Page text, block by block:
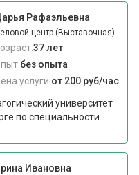
Рафаэльевна
центр (Выставочная)
37 лет
без опыта
услуги:от 200 руб/час
университет
по специальности...
Ивановна